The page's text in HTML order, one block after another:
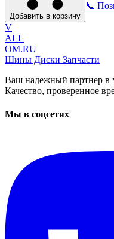
Добавить в корзину
📞
V
ALL
OM.RU
Шины Диски Запчасти
Ваш надежный партнер в
Качество, проверенное
Мы в соцсетях